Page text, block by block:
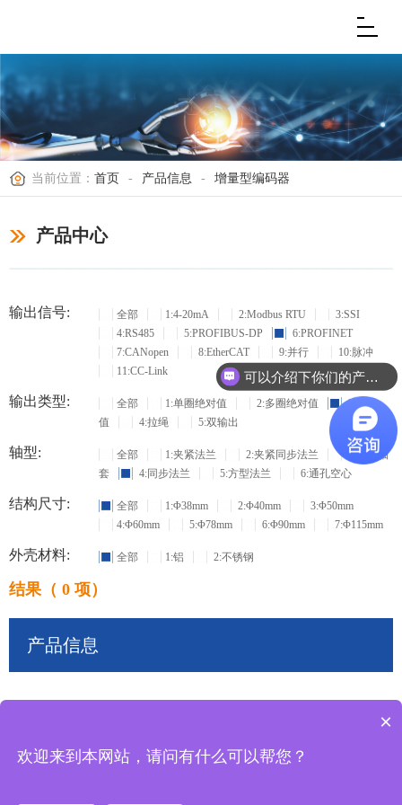
当前位置： 首页 - 产品信息 - 增量型编码器
产品中心
输出信号: 全部 1:4-20mA 2:Modbus RTU
3:SSI
4:RS485
5:PROFIBUS-DP
6:PROFINET
7:CANopen
8:EtherCAT 9:并行
10:脉冲
11:CC-Link
输出类型: 全部 1:单圈绝对值 2:多圈绝对值
3:增量
值
4:拉绳 5:双输出
轴型: 全部 1:夹紧法兰 2:夹紧同步法兰
3:盲孔轴
套
4:同步法兰 5:方型法兰 6:通孔空心
结构尺寸: 全部 1:Φ38mm 2:Φ40mm
3:Φ50mm
4:Φ60mm
5:Φ78mm 6:Φ90mm 7:Φ115mm
外壳材料: 全部 1:铝 2:不锈钢
结果（ 0 项）
产品信息
可以介绍下你们的产品么？
×
欢迎来到本网站，请问有什么可以帮您？